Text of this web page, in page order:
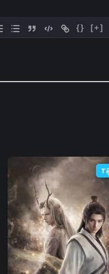
Tập 69
Tập 104
Tập 111
Tập 118
Tập 125
Tập 132
{} [+]